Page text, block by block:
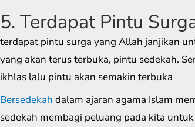
5. Terdapat Pintu
terdapat pintu surga yang Allah janjikan
yang akan terus terbuka, pintu sedekah.
ikhlas lalu pintu akan semakin terbuka
Bersedekah dalam ajaran agama Islam
sedekah membagi peluang pada kita